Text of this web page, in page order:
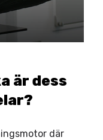
är dess
där